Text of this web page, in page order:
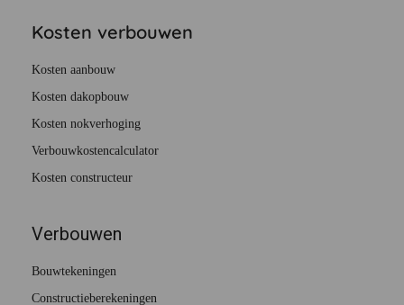
Kosten verbouwen
Kosten aanbouw
Kosten dakopbouw
Kosten nokverhoging
Verbouwkostencalculator
Kosten constructeur
Verbouwen
Bouwtekeningen
Constructieberekeningen